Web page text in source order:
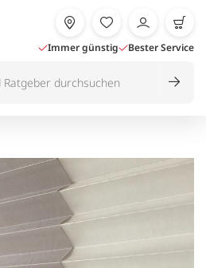
Immer günstig Bester Service